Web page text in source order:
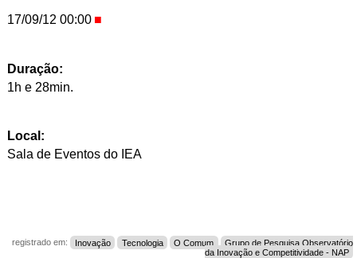
17/09/12 00:00
Duração:
1h e 28min.
Local:
Sala de Eventos do IEA
registrado em: Inovação Tecnologia O Comum
Grupo de Pesquisa Observatório
da Inovação e Competitividade - NAP